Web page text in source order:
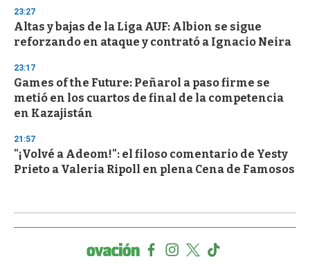
23:27
Altas y bajas de la Liga AUF: Albion se sigue
reforzando en ataque y contrató a Ignacio Neira
23:17
Games of the Future: Peñarol a paso firme se
metió en los cuartos de final de la competencia
en Kazajistán
21:57
"¡Volvé a Adeom!": el filoso comentario de Yesty
Prieto a Valeria Ripoll en plena Cena de Famosos